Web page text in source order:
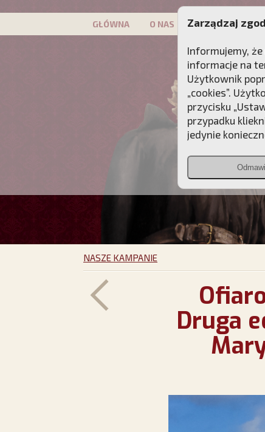
GŁÓWNA O NAS PATRON
NASZE KAMPANIE
Druga
Zarządzaj
Informujemy,
informacje na
Użytkownik
„cookies”.
przycisku
przypadku
jedynie